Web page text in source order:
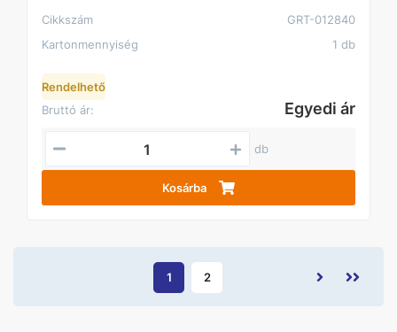
Cikkszám
GRT-012840
Kartonmennyiség
1 db
Rendelhető
Bruttó ár:
Egyedi ár
db
Kosárba
1 2